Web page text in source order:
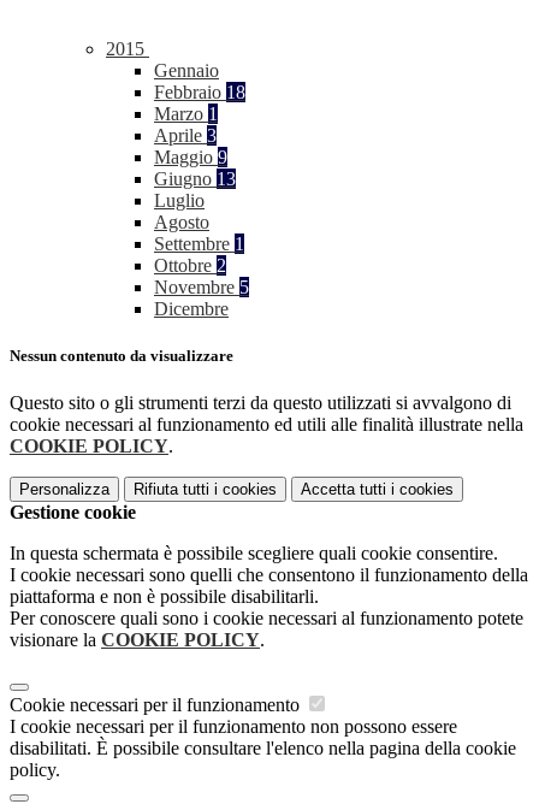
2015
Gennaio
Febbraio 18
Marzo 1
Aprile 3
Maggio 9
Giugno 13
Luglio
Agosto
Settembre 1
Ottobre 2
Novembre 5
Dicembre
Nessun contenuto da visualizzare
Questo sito o gli strumenti terzi da questo utilizzati si avvalgono di
cookie necessari al funzionamento ed utili alle finalità illustrate nella
COOKIE POLICY.
Personalizza Rifiuta tutti i cookies Accetta tutti i cookies
Gestione cookie
In questa schermata è possibile scegliere quali cookie consentire.
I cookie necessari sono quelli che consentono il funzionamento della
piattaforma e non è possibile disabilitarli.
Per conoscere quali sono i cookie necessari al funzionamento potete
visionare la COOKIE POLICY.
Cookie necessari per il funzionamento
I cookie necessari per il funzionamento non possono essere
disabilitati. È possibile consultare l'elenco nella pagina della cookie
policy.